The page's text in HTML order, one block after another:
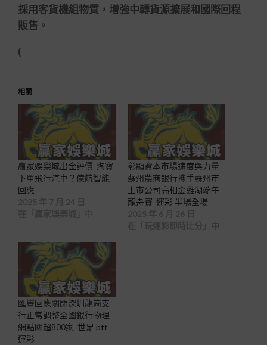
採用客貨機組物質，增強中轉貨源擴展和國際回程
販售。
(
相關
贏家娛樂城出金評價_淘寶
下單飛行汽車？億航智能
回應
彰顯資本市場速度與力量
蘇州農商銀行攜手蘇州市
上市公司亮相金雞湖端午
龍舟賽_運彩 半場全場
匯豐回應關閉深圳龍崗支
行正常調整全國銀行物理
網點關超800家_世足 ptt
運彩